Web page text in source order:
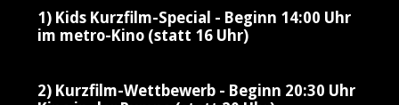
1) Kids Kurzfilm-Special - Beginn 14:00 Uhr
im metro-Kino (statt 16 Uhr)
2) Kurzfilm-Wettbewerb - Beginn 20:30 Uhr